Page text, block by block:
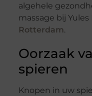
algehele
massage bij Yules
Rotterdam.
Oorzaak
spieren
Knopen in uw